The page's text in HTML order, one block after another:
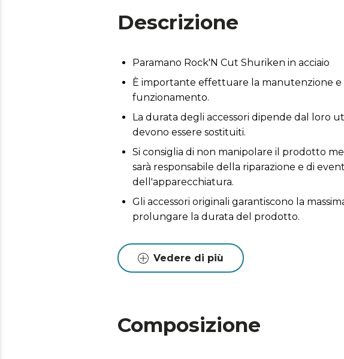
Descrizione
Paramano Rock'N Cut Shuriken in acciaio
È importante effettuare la manutenzione
funzionamento.
La durata degli accessori dipende dal loro
devono essere sostituiti.
Si consiglia di non manipolare il prodotto
sarà responsabile della riparazione e di
dell'apparecchiatura.
Gli accessori originali garantiscono la
prolungare la durata del prodotto.
Vedere di più
Composizione